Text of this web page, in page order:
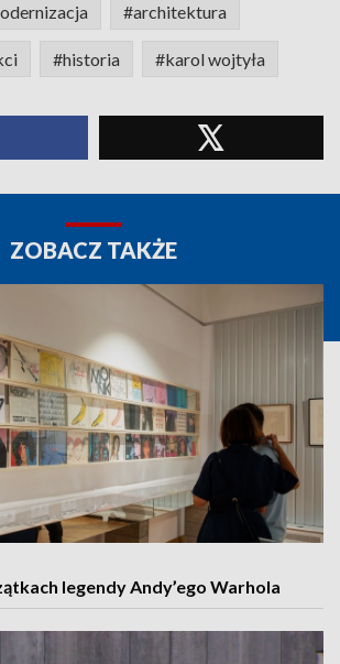
#architektura
#historia #karol wojtyła
ZOBACZ TAKŻE
legendy Andy’ego Warhola